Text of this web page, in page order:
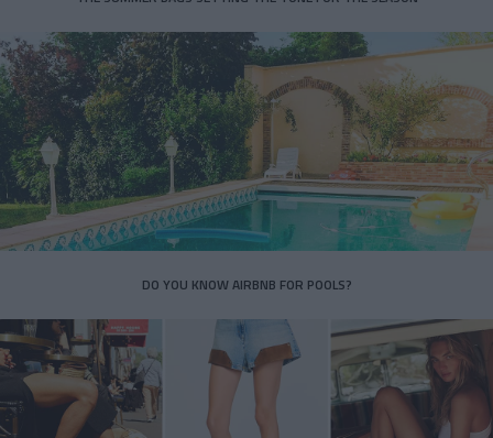
DO YOU KNOW AIRBNB FOR POOLS?